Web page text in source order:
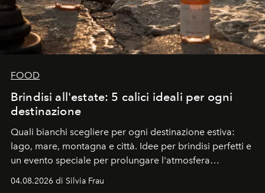
FOOD
Brindisi all'estate: 5 calici ideali per ogni
destinazione
Quali bianchi scegliere per ogni destinazione estiva:
lago, mare, montagna e città. Idee per brindisi perfetti e
un evento speciale per prolungare l'atmosfera
04.08.2026 di Silvia Frau